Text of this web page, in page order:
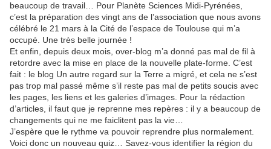
beaucoup de travail… Pour Planète Sciences Midi-Pyrénées,
c’est la préparation des vingt ans de l’association que nous avons
célébré le 21 mars à la Cité de l’espace de Toulouse qui m’a
occupé. Une très belle journée !
Et enfin, depuis deux mois, over-blog m’a donné pas mal de fil à
retordre avec la mise en place de la nouvelle plate-forme. C’est
fait : le blog Un autre regard sur la Terre a migré, et cela ne s’est
pas trop mal passé même s’il reste pas mal de petits soucis avec
les pages, les liens et les galeries d’images. Pour la rédaction
d’articles, il faut que je reprenne mes repères : il y a beaucoup de
changements qui ne me faiclitent pas la vie…
J’espère que le rythme va pouvoir reprendre plus normalement.
Voici donc un nouveau quiz… Savez-vous identifier la région du